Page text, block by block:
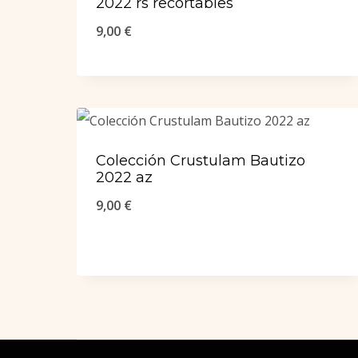
9,00 €
Colección Crustulam Bautizo
2022 az
9,00 €